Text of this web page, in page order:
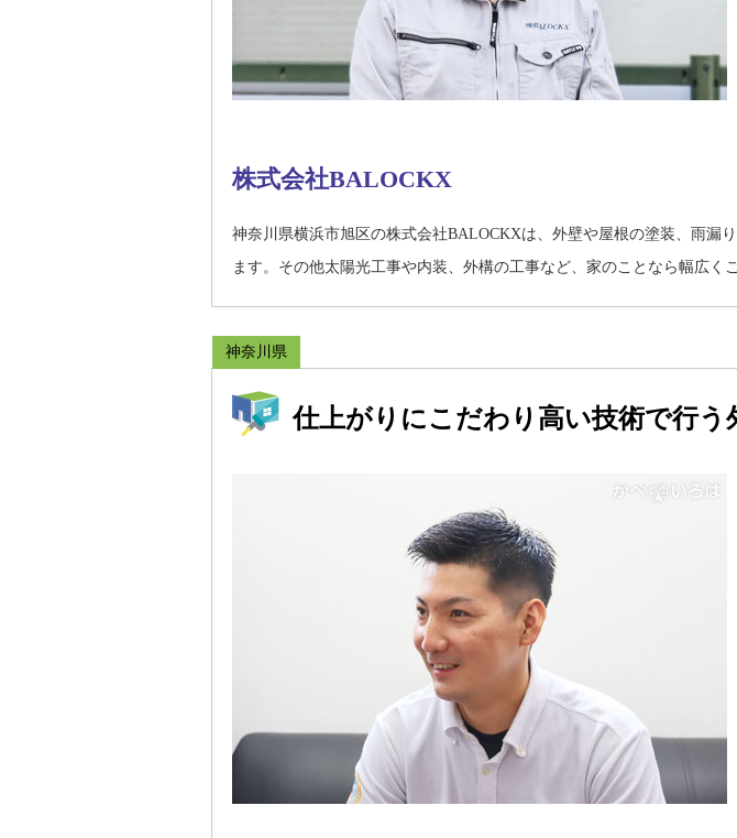
株式会社BALOCKX
神奈川県横浜市旭区の株式会社BALOCKXは、外壁や屋根の塗装、雨漏
ます。その他太陽光工事や内装、外構の工事など、家のことなら幅広く
神奈川県
仕上がりにこだわり高い技術で行